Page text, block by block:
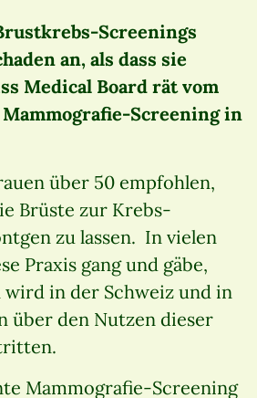
Screenings
an, als dass sie
Medical Board rät vom
Screening in
über 50 empfohlen,
Brüste zur Krebs-
zu lassen. In vielen
Praxis gang und gäbe,
wird in der Schweiz und in
über den Nutzen dieser
Mammografie-Screening